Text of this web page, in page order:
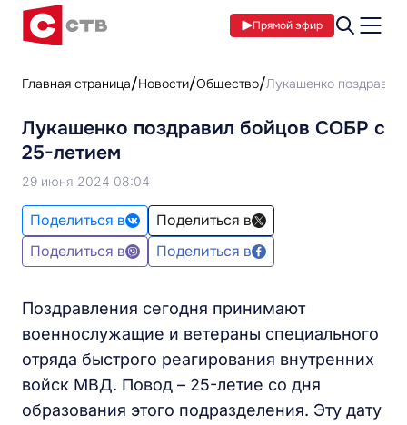
Прямой эфир
Главная страница Новости Общество Лукашенко
Лукашенко поздравил бойцов СОБР с
25-летием
29 июня 2024 08:04
Поделиться в
Поделиться в
Поделиться в
Поделиться в
Поздравления сегодня принимают
военнослужащие и ветераны специального
отряда быстрого реагирования внутренних
войск МВД. Повод – 25-летие со дня
образования этого подразделения. Эту дату